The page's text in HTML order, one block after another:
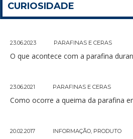
CURIOSIDADE
23.06.2023 PARAFINAS E CERAS
O que acontece com a parafina
23.06.2021 PARAFINAS E CERAS
Como ocorre a queima da parafina
20.02.2017 INFORMAÇÃO, PRODUTO